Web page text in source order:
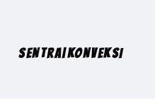
SENTRA|KONVEKSI